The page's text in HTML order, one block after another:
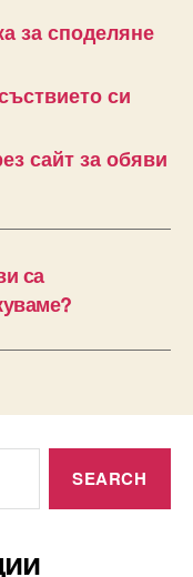
за споделяне
си
сайт за обяви
са